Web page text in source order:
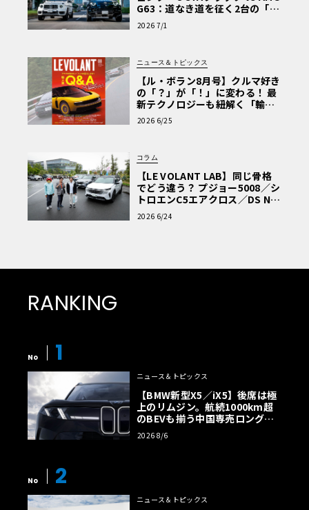
G63：道なき道を征く2台の「対
極的アプローチ」
2026 7/1
ニュース＆トピックス
【ル・ボラン8月号】クルマ好き
の「？」が「！」に変わる！ 最
新テクノロジーも紐解く「輸入
車Q&A」
2026 6/25
コラム
【LE VOLANT LAB】同じ骨格
でどう違う？ プジョー5008／シ
トロエンC5エアクロス／DS Nº4
読者一気乗りレポート
2026 6/24
RANKING
No 1
ニュース＆トピックス
【BMW新型X5／iX5】後席は極
上のリムジン。航続1000km超
のBEVも揃う中国専売ロング仕
様の全貌
2026 8/6
No 2
ニュース＆トピックス